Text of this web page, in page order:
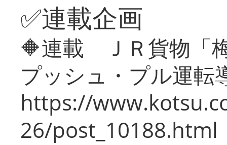
✅連載企画
🔶連載 ＪＲ貨物「
プッシュ・プル運転
https://
26/post_10188.html